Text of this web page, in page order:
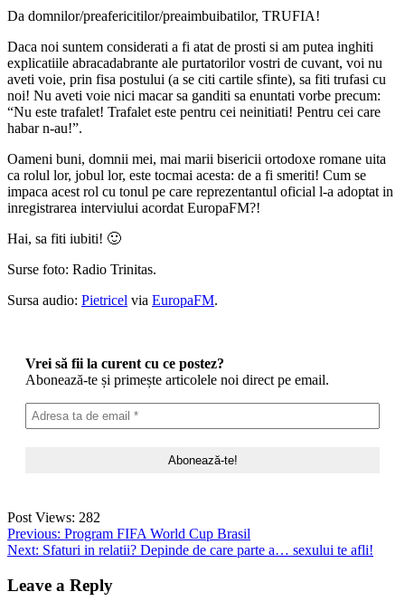
Da domnilor/preafericitilor/preaimbuibatilor, TRUFIA!
Daca noi suntem considerati a fi atat de prosti si am putea inghiti
explicatiile abracadabrante ale purtatorilor vostri de cuvant, voi nu
aveti voie, prin fisa postului (a se citi cartile sfinte), sa fiti trufasi cu
noi! Nu aveti voie nici macar sa ganditi sa enuntati vorbe precum:
“Nu este trafalet! Trafalet este pentru cei neinitiati! Pentru cei care
habar n-au!”.
Oameni buni, domnii mei, mai marii bisericii ortodoxe romane uita
ca rolul lor, jobul lor, este tocmai acesta: de a fi smeriti! Cum se
impaca acest rol cu tonul pe care reprezentantul oficial l-a adoptat in
inregistrarea interviului acordat EuropaFM?!
Hai, sa fiti iubiti! 🙂
Surse foto: Radio Trinitas.
Sursa audio: Pietricel via EuropaFM.
Vrei să fii la curent cu ce postez?
Abonează-te și primește articolele noi direct pe email.
Post Views: 282
Post
navigation
Previous: Program FIFA World Cup Brasil
Next: Sfaturi in relatii? Depinde de care parte a… sexului te afli!
Leave a Reply